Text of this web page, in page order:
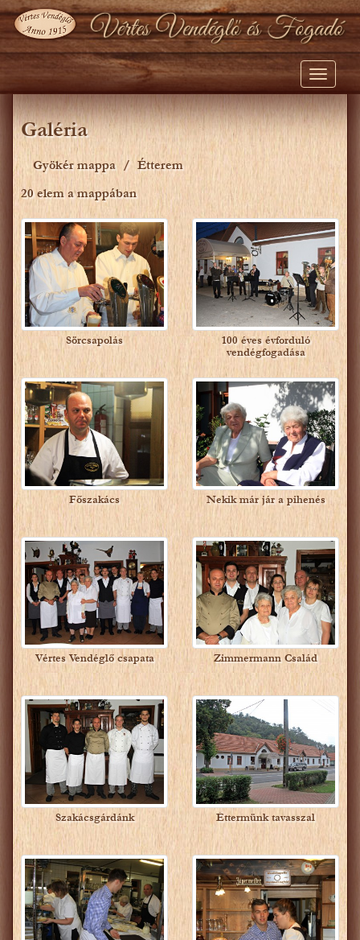
Toggle
Galéria
Gyökér mappa
Étterem
20 elem a mappában
Sörcsapolás
100 éves évforduló
vendégfogadása
Főszakács Nekik már jár a pihenés
Vértes Vendéglő csapata Zimmermann Család
Szakácsgárdánk Éttermünk tavasszal